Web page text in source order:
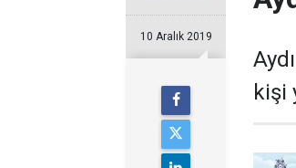
10 Aralık 2019
kişi